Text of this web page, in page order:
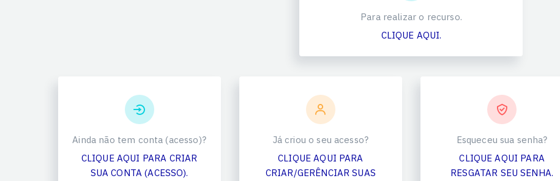
Para realizar o recurso.
CLIQUE AQUI.
Ainda não tem conta (acesso)?
CLIQUE AQUI PARA CRIAR
SUA CONTA (ACESSO).
Já criou o seu acesso?
CLIQUE AQUI PARA
CRIAR/GERÊNCIAR SUAS
Esqueceu sua senha?
CLIQUE AQUI PARA
RESGATAR SEU SENHA.